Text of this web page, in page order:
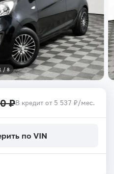
/ 8
₽В кредит от 5 537 ₽/мес.
по VIN